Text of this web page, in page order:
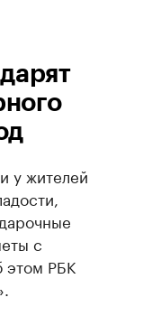
у жителей
с
этом РБК